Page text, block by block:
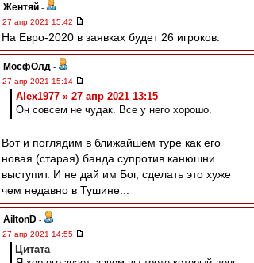
Жентяй -
27 апр 2021 15:42
На Евро-2020 в заявках будет 26 игроков.
МосфОлд -
27 апр 2021 15:14
Alex1977 » 27 апр 2021 13:15
Он совсем не чудак. Все у него хорошо.
Вот и поглядим в ближайшем туре как его
новая (старая) банда супротив канюшни
выступит. И не дай им Бог, сделать это хуже
чем недавно в Тушине...
AiltonD -
27 апр 2021 14:55
Цитата